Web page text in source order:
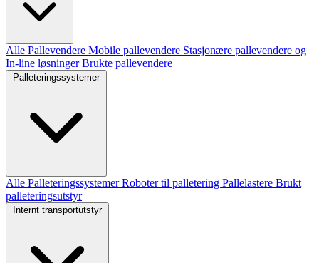
Alle Pallevendere Mobile pallevendere Stasjonære pallevendere og
In-line løsningerBrukte pallevendere
Palleteringssystemer
Alle PalleteringssystemerRoboter til palletering Pallelastere Brukt
palleteringsutstyr
Internt transportutstyr